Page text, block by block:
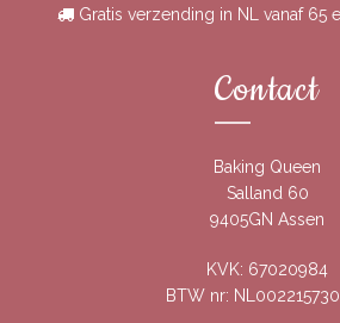
Gratis verzending in NL vanaf 65
Contact
Baking Queen
Salland 60
9405GN Assen
KVK: 67020984
BTW nr: